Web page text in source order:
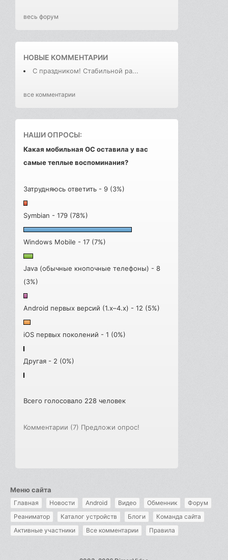
весь форум
НОВЫЕ КОММЕНТАРИИ
С праздником! Стабильной ра...
все комментарии
НАШИ ОПРОСЫ:
Какая мобильная ОС оставила у вас
самые теплые воспоминания?
Затрудняюсь ответить - 9 (3%)
Symbian - 179 (78%)
Windows Mobile - 17 (7%)
Java (обычные кнопочные телефоны) - 8
(3%)
Android первых версий (1.x–4.x) - 12 (5%)
iOS первых поколений - 1 (0%)
Другая - 2 (0%)
Всего голосовало 228 человек
Комментарии (7) Предложи опрос!
Меню сайта
Главная Новости Android Видео Обменник
Форум
Реаниматор
Каталог устройств Блоги
Команда сайта
Активные участники
Все комментарии Правила